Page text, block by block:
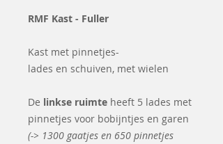
RMF Kast - Fuller
Kast met pinnetjes-
lades en schuiven, met wielen
De linkse ruimte heeft 5 lades met
pinnetjes voor bobijntjes en garen
(-> 1300 gaatjes en 650 pinnetjes